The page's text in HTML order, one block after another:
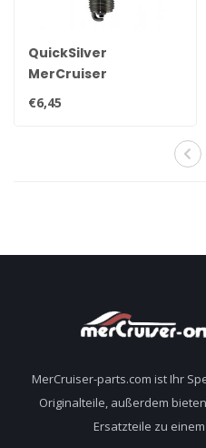
QuickSilver
MerCruiser
Zündkerze NGK
BPR6EFS 33-816336Q
€6,45
MerCruiser-parts.com ist Ihr
Originalteile, außerdem
Ersatzteile zu